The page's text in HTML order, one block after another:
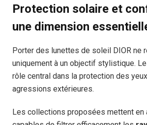
Protection solaire et
une dimension
Porter des lunettes de soleil DIOR ne
uniquement à un objectif stylistique.
rôle central dans la protection des
agressions extérieures.
Les collections proposées mettent en